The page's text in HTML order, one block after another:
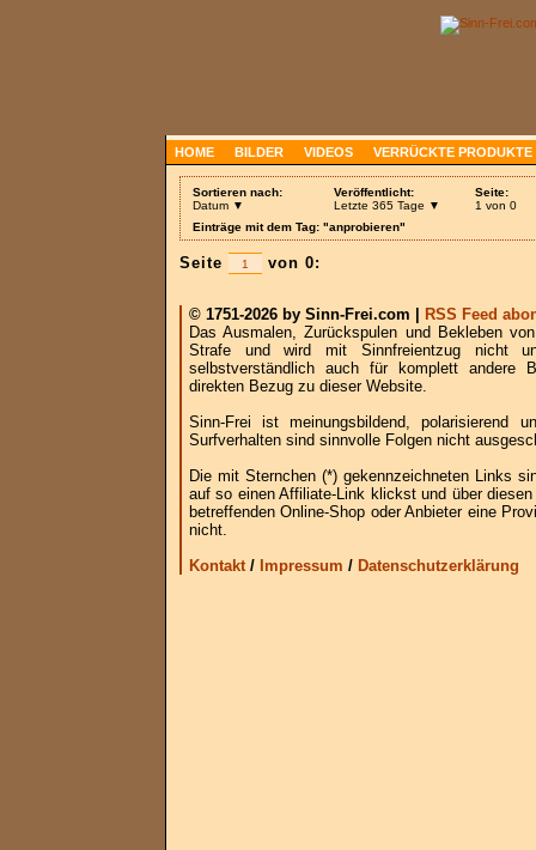
HOME BILDER VIDEOS VERRÜCKTE PRODUKTE
Sortieren nach:
Datum ▼
Veröffentlicht:
Letzte 365 Tage ▼
Seite:
1 von 0
Einträge mit dem Tag: "anprobieren"
Seite von 0:
© 1751-2026 by Sinn-Frei.com |
RSS Feed
Das Ausmalen, Zurückspulen und Bekleben
Strafe und wird mit Sinnfreientzug nicht
selbstverständlich auch für komplett andere
direkten Bezug zu dieser Website.
Sinn-Frei ist meinungsbildend, polarisierend
Surfverhalten sind sinnvolle Folgen nicht
Die mit Sternchen (*) gekennzeichneten Links
auf so einen Affiliate-Link klickst und über
betreffenden Online-Shop oder Anbieter eine
nicht.
Kontakt/ Impressum / Datenschutzerklärung